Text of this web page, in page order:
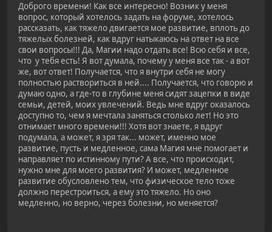
Доброго времени! Как все интересно! Возник у меня
вопрос, который хотелось задать на форуме, хотелось
рассказать, как тяжело двигается мое развитие, вплоть до
тяжелых болезней, как вдруг натыкаюсь на ответ на все
свои вопросы!!! Да, Магии надо отдать все! Всю себя и все,
что у тебя есть! Я вот думала, почему у меня все так - а вот
же, вот ответ! Получается, что я внутри себя не могу
полностью раствориться в ней.... Получается, что говорю и
думаю одно, а где-то в глубине меня сидят зацепки в виде
семьи, детей, моих увлечений. Ведь мне вдруг оказалось
доступно то, чем я мечтала заняться столько лет! Но это
отнимает много времени!!! Хотя вот знаете, я вдруг
подумала, а может, я зря так... может, именно мое
развитие, пусть и медленное, сама Магия мне помогает и
направляет по истинному пути? А все, что происходит,
нужно мне для моего развития? И может, медленное
развитие обусловлено тем, что физическое тело тоже
должно перестроиться, а ему это тяжело. Но оно
медленно, но верно, через болезни, но меняется?